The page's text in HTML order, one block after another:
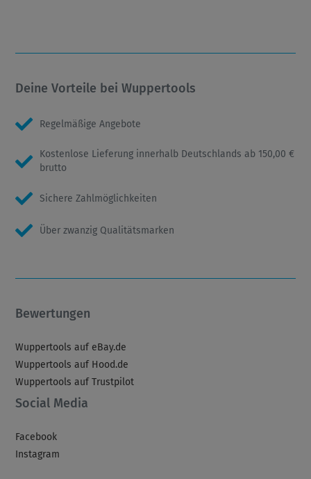
Deine Vorteile bei Wuppertools
Regelmäßige Angebote
Kostenlose Lieferung innerhalb Deutschlands ab 150,00 €
brutto
Sichere Zahlmöglichkeiten
Über zwanzig Qualitätsmarken
Bewertungen
Wuppertools auf eBay.de
Wuppertools auf Hood.de
Wuppertools auf Trustpilot
Social Media
Facebook
Instagram